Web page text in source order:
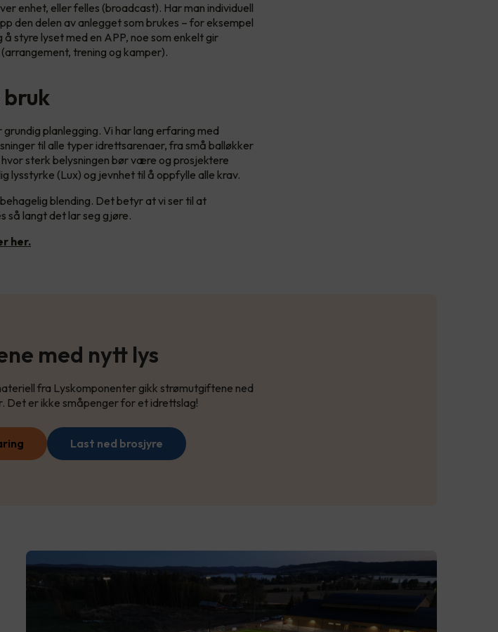
enhet, eller felles (broadcast). Har man individuell
den delen av anlegget som brukes – for eksempel
styre lyset med en APP, noe som enkelt gir
trening og kamper).
bruk
planlegging. Vi har lang erfaring med
til alle typer idrettsarenaer, fra små balløkker
sterk belysningen bør være og prosjektere
lysstyrke (Lux) og jevnhet til å oppfylle alle krav.
blending. Det betyr at vi ser til at
så langt det lar seg gjøre.
her.
med nytt lys
fra Lyskomponenter gikk strømutgiftene ned
Det er ikke småpenger for et idrettslag!
Last ned brosjyre